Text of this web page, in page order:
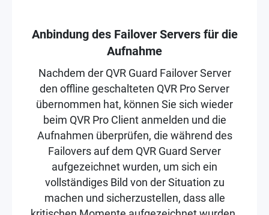
Anbindung des Failover Servers für die
Aufnahme
Nachdem der QVR Guard Failover Server
den offline geschalteten QVR Pro Server
übernommen hat, können Sie sich wieder
beim QVR Pro Client anmelden und die
Aufnahmen überprüfen, die während des
Failovers auf dem QVR Guard Server
aufgezeichnet wurden, um sich ein
vollständiges Bild von der Situation zu
machen und sicherzustellen, dass alle